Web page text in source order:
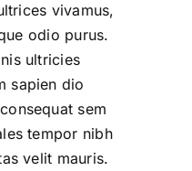
vivamus,
odio purus.
ultricies
sapien dio
sem
tempor nibh
velit mauris.